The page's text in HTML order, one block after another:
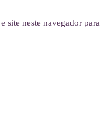
site neste navegador